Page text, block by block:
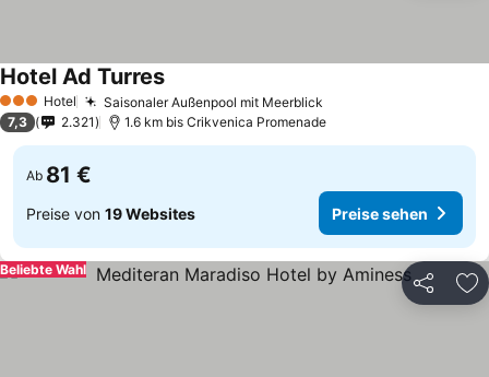
3 SterneHotel Saisonaler Außenpool mit Meerblick
Hotel Ad Turres
7,3 2.321 1.6 km bis Crikvenica Promenade
Ab 81 €
Preise von 19 Websites Preise sehen
Teilen
Beliebte Wahl